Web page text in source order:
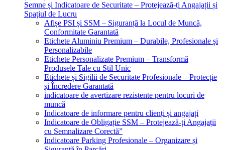
Semne și Indicatoare de Securitate – Protejează-ți Angajații și
Spațiul de Lucru
Afișe PSI și SSM – Siguranță la Locul de Muncă,
Conformitate Garantată
Etichete Aluminiu Premium – Durabile, Profesionale și
Personalizabile
Etichete Personalizate Premium – Transformă
Produsele Tale cu Stil Unic
Etichete și Sigilii de Securitate Profesionale – Protecție
și Încredere Garantată
indicatoare de avertizare rezistente pentru locuri de
muncă
Indicatoare de informare pentru clienți și angajați
Indicatoare de Obligație SSM – Protejează-ți Angajații
cu Semnalizare Corectă”
Indicatoare Parking Profesionale – Organizare și